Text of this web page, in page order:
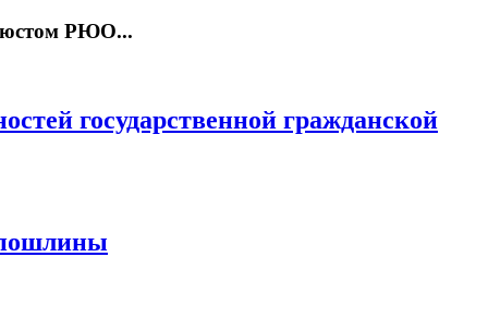
РЮО...
государственной гражданской
пошлины